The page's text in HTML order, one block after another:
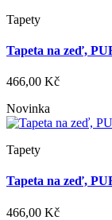
Tapety
Tapeta na zeď,
466,00 Kč
Novinka
Tapety
Tapeta na zeď,
466,00 Kč